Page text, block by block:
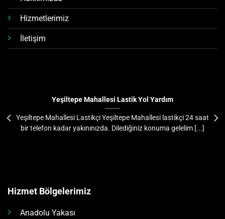
Hizmetlerimiz
İletişim
Yeşiltepe Mahallesi Lastik Yol Yardım
Yeşiltepe Mahallesi Lastikçi Yeşiltepe Mahallesi lastikçi 24 saat
bir telefon kadar yakınınızda. Dilediğiniz konuma gelelim [...]
Hizmet Bölgelerimiz
Anadolu Yakası